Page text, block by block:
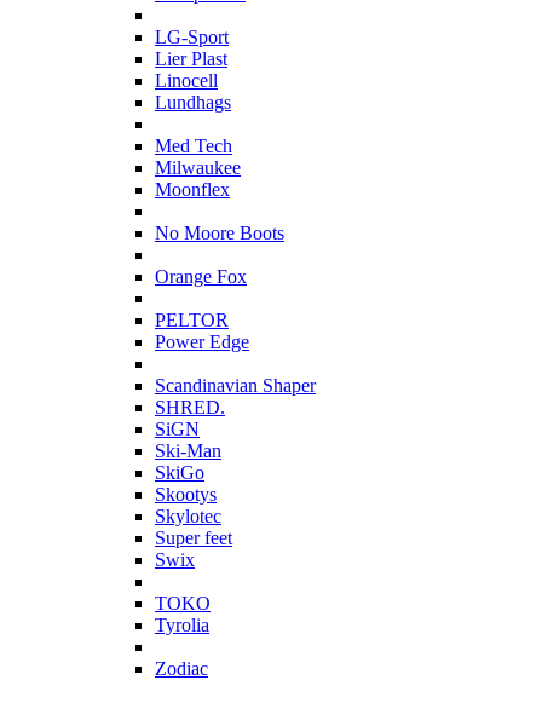
LG-Sport
Lier Plast
Linocell
Lundhags
Med Tech
Milwaukee
Moonflex
No Moore Boots
Orange Fox
PELTOR
Power Edge
Scandinavian Shaper
SHRED.
SiGN
Ski-Man
SkiGo
Skootys
Skylotec
Super feet
Swix
TOKO
Tyrolia
Zodiac